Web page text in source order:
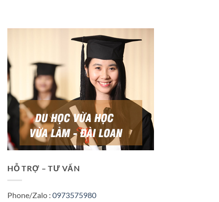
HỖ TRỢ – TƯ VẤN
Phone/Zalo : 0973575980